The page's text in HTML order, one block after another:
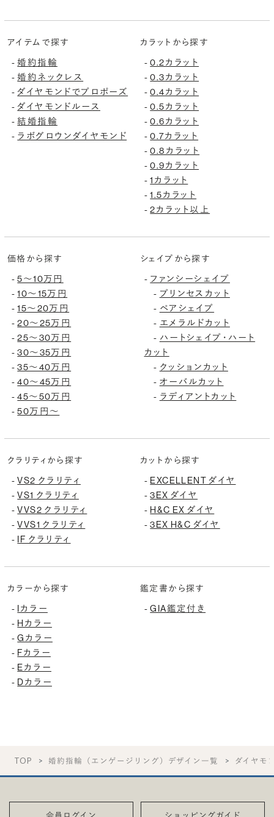
アイテムで探す
-婚約指輪
-婚約ネックレス
-ダイヤモンドでプロポーズ
-ダイヤモンドルース
-結婚指輪
- ラボグロウンダイヤモンド
カラットから探す
-0.2カラット
-0.3カラット
-0.4カラット
-0.5カラット
-0.6カラット
-0.7カラット
-0.8カラット
-0.9カラット
-1カラット
-1.5カラット
-2カラット以上
価格から探す
-5〜10万円
-10〜15万円
-15〜20万円
-20〜25万円
-25〜30万円
-30〜35万円
-35〜40万円
-40〜45万円
-45〜50万円
-50万円〜
シェイプから探す
- ファンシーシェイプ
- プリンセスカット
- ペアシェイプ
- エメラルドカット
- ハートシェイプ・ハート
カット
- クッションカット
- オーバルカット
- ラディアントカット
クラリティから探す
-VS2 クラリティ
-VS1 クラリティ
-VVS2 クラリティ
-VVS1 クラリティ
- IF クラリティ
カットから探す
- EXCELLENT ダイヤ
-3EX ダイヤ
- H&C EX ダイヤ
-3EX H&C ダイヤ
カラーから探す
- Iカラー
- Hカラー
-Gカラー
- Fカラー
- Eカラー
- Dカラー
鑑定書から探す
-GIA鑑定付き
TOP 婚約指輪（エンゲージリング）デザイン一覧 ダイヤモ